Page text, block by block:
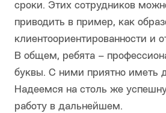
сроки. Этих сотрудников
приводить в пример, как
клиентоориентированности и
В общем, ребята –
буквы. С ними приятно иметь
Надеемся на столь же
работу в дальнейшем.